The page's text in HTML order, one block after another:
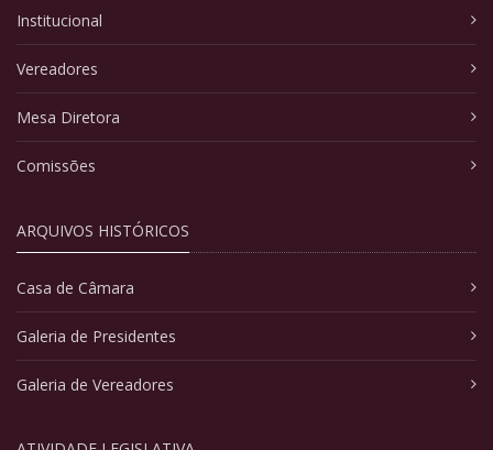
Institucional
Vereadores
Mesa Diretora
Comissões
ARQUIVOS HISTÓRICOS
Casa de Câmara
Galeria de Presidentes
Galeria de Vereadores